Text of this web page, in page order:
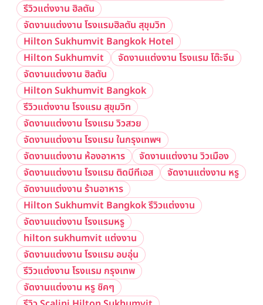
รีวิวแต่งงาน ฮิลตัน
จัดงานแต่งงาน โรงแรมฮิลตัน สุขุมวิท
Hilton Sukhumvit Bangkok Hotel
Hilton Sukhumvit
จัดงานแต่งงาน โรงแรม โต๊ะจีน
จัดงานแต่งงาน ฮิลตัน
Hilton Sukhumvit Bangkok
รีวิวแต่งงาน โรงแรม สุขุมวิท
จัดงานแต่งงาน โรงแรม วิวสวย
จัดงานแต่งงาน โรงแรม ในกรุงเทพฯ
จัดงานแต่งงาน ห้องอาหาร
จัดงานแต่งงาน วิวเมือง
จัดงานแต่งงาน โรงแรม ติดบีทีเอส
จัดงานแต่งงาน หรู
จัดงานแต่งงาน ร้านอาหาร
Hilton Sukhumvit Bangkok รีวิวแต่งงาน
จัดงานแต่งงาน โรงแรมหรู
hilton sukhumvit แต่งงาน
จัดงานแต่งงาน โรงแรม อบอุ่น
รีวิวแต่งงาน โรงแรม กรุงเทพ
จัดงานแต่งงาน หรู ชิคๆ